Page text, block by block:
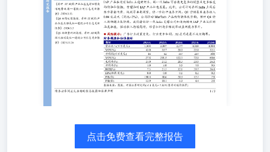
元，当前股价对应PE分别为21.9/12.7/7.9倍，维持“买入”评
级。 游戏持续高增，非游稳步拓展，看好“数据飞轮”持续
巩固公司算法优势 Q1广告技术业务收入5.77亿美元（同比
+33%，环比+1%），其中Mintegral收入5.60亿美元（同比
+33%，环比+1%）。游戏品类收入4.30亿美元（同比
+41%、环比+3%），非游品类收入1.29亿美元（同比
+12%、环比-7%），非游品类环比下降主要受电商品类季
节性影响。据Singular发布的《2026年第一季度趋势报
告》，按下载量统计，Mintegral在娱乐、工具及游戏等多个
先，我们看好“数据飞轮”持续巩固公司优势。 IAP产品稳
健增长，新一代Infra或加速IAP发展及非游品类拓展 相关研
点击免费查看完整报告